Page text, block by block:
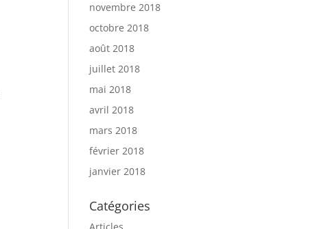
novembre 2018
octobre 2018
août 2018
juillet 2018
mai 2018
avril 2018
mars 2018
février 2018
janvier 2018
Catégories